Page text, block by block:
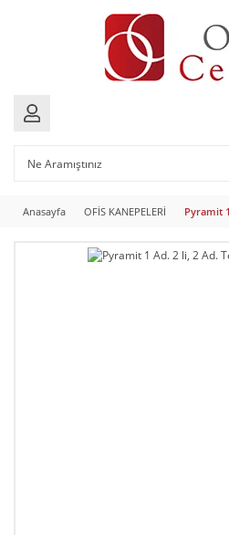
Anasayfa OFİS KANEPELERİ Pyramit